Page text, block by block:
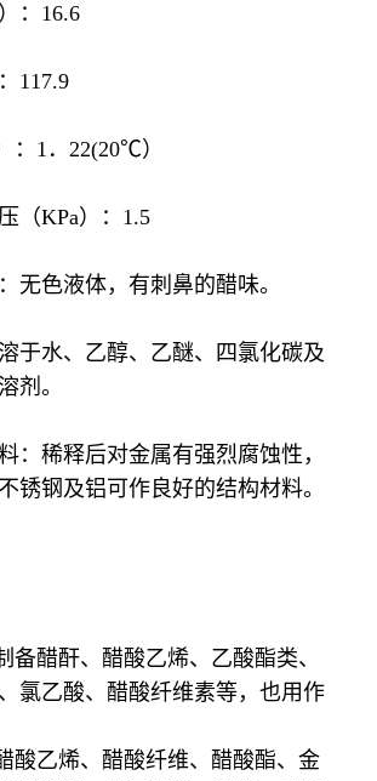
：16.6
117.9
：1．22(20℃）
（KPa）：1.5
无色液体，有刺鼻的醋味。
于水、乙醇、乙醚、四氯化碳及
剂。
：稀释后对金属有强烈腐蚀性，
锈钢及铝可作良好的结构材料。
备醋酐、醋酸乙烯、乙酸酯类、
氯乙酸、醋酸纤维素等，也用作
酸乙烯、醋酸纤维、醋酸酯、金